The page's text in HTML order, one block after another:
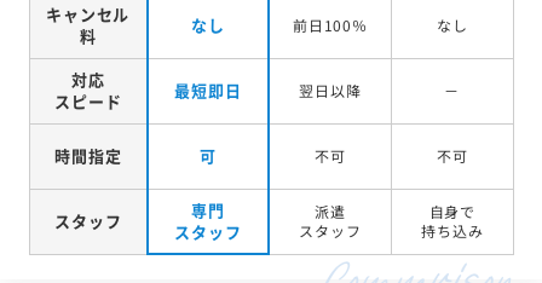
キャンセル
料
なし 前日100％ なし
対応
スピード
最短即日 翌日以降 －
時間指定 可 不可 不可
スタッフ
専門
スタッフ
派遣
スタッフ
自身で
持ち込み